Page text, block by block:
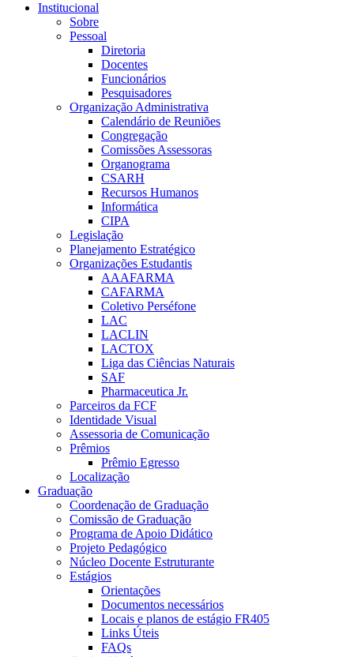
Institucional
Sobre
Pessoal
Diretoria
Docentes
Funcionários
Pesquisadores
Organização Administrativa
Calendário de Reuniões
Congregação
Comissões Assessoras
Organograma
CSARH
Recursos Humanos
Informática
CIPA
Legislação
Planejamento Estratégico
Organizações Estudantis
AAAFARMA
CAFARMA
Coletivo Perséfone
LAC
LACLIN
LACTOX
Liga das Ciências Naturais
SAF
Pharmaceutica Jr.
Parceiros da FCF
Identidade Visual
Assessoria de Comunicação
Prêmios
Prêmio Egresso
Localização
Graduação
Coordenação de Graduação
Comissão de Graduação
Programa de Apoio Didático
Projeto Pedagógico
Núcleo Docente Estruturante
Estágios
Orientações
Documentos necessários
Locais e planos de estágio FR405
Links Úteis
FAQs